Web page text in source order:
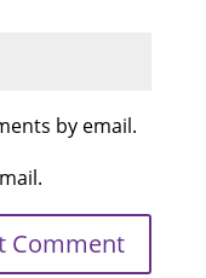
by email.